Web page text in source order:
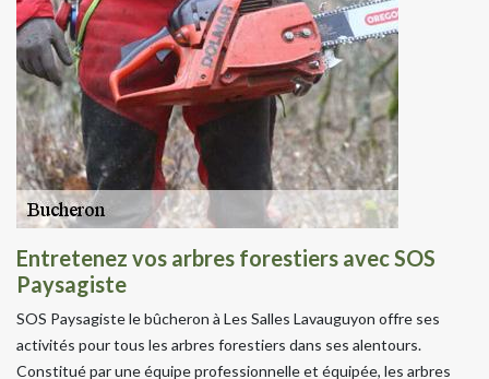
Entretenez vos arbres forestiers avec SOS
Paysagiste
SOS Paysagiste le bûcheron à Les Salles Lavauguyon offre ses
activités pour tous les arbres forestiers dans ses alentours.
Constitué par une équipe professionnelle et équipée, les arbres